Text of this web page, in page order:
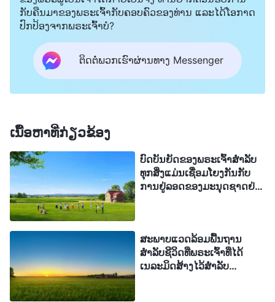
ເນລະມິດສ້າງພວກເຂົາໃນເວລານີ້ບໍ? ແມ່ນຫຍັງຄື
ທັດສະນະນັ້ນ? ທັດສະນະທີ່ຂອງພຣະເຈົ້າແມ່ນຮອບຄອບ
ແລະ ຈິງໃຈ ແລະ ມັນບໍ່ກໍ່ໃຫ້ເກີດມີການແຊກແຊງຈາກ
ກຳລັງສັດຕູໃດໜຶ່ງ ຫຼື ປັດໃຈ ຫຼື ສະພາບການພາຍນອກ ທີ່ບໍ່
ຄຸ້ມຄອງມະນຸດຊາດໃນເວລານີ້. ແລ້ວແມ່ນຫຍັງຄືທັດສະນະ
ຂອງພຣະເຈົ້າ? ຜ່ານທາງສະພາບແວດລ້ອມສຳລັບຄວາມຢູ່
ລອດ ແລະ ຊີວິດທີ່ມະນຸດໄດ້ຮັບ ພ້ອມທັງໃນອາຫານ ແລະ
ເຄື່ອງດື່ມປະຈຳວັນ ແລະ ຄວາມຕ້ອງການປະຈຳວັນຂອງ
ພວກເຂົາ, ພວກເຮົາສາມາດເຫັນໄດ້ເຖິງທັດສະນະຂອງ
ພຣະເຈົ້າກ່ຽວກັບຄວາມຮັບຜິດຊອບຕໍ່ມະນຸດຊາດ ເຊິ່ງ
ພຣະອົງໄດ້ມີນັບຕັ້ງແຕ່ທີ່ພຣະອົງໄດ້ເນລະມິດສ້າງມະນຸດ
ພ້ອມທັງຄວາມຕັ້ງໃຈຂອງພຣະອົງທີ່ຈະຊ່ວຍມະນຸດຊາດໃຫ້
ລອດພົ້ນໃນເວລານີ້. ສາມາດເຫັນຄວາມແທ້ຈິງຂອງ
ກັບຄືນມາຂອງພຣະເຈົ້າກັບຄອບຄົວຂອງທ່ານ ແລະໄດ້ໂອກາດ
ປົກປ້ອງຈາກພຣະເຈົ້າບໍ?
ຕິດຕໍ່ພວກເຮົາຜ່ານທາງ Messenger
ເນື້ອຫາທີ່ກ່ຽວຂ້ອງ
ບົດບັນຍັດຂອງພຣະເຈົ້າສຳລັບ
ທຸກສິ່ງແມ່ນເຊື່ອມໂຍງກັນກັບ
ການຢູ່ລອດຂອງມະນຸດຊາດຢ່າງ
ສະພາບແວດລ້ອມພື້ນຖານ
ສຳລັບຊີວິດທີ່ພຣະເຈົ້າທີ່ໄດ້
ເນລະມິດສ້າງໄວ້ສຳລັບ